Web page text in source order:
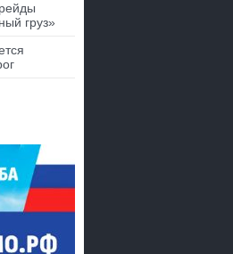
груз»